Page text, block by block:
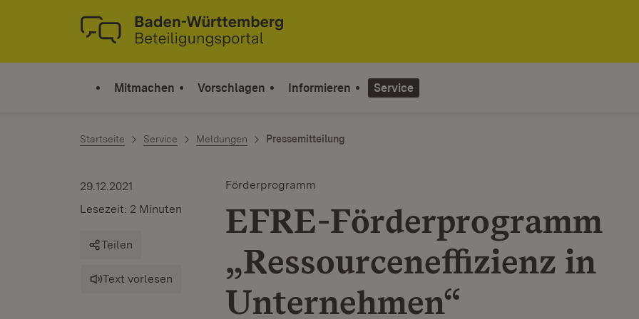
Zum Inhalt springen
Link zur Startseite
Mitmachen Vorschlagen Informieren Service
Startseite Service Meldungen Pressemitteilung
Förderprogramm
EFRE-Förderprogramm
„Ressourceneffizienz in
Unternehmen“
29.12.2021
Lesezeit: 2 Minuten
Teilen
Text vorlesen